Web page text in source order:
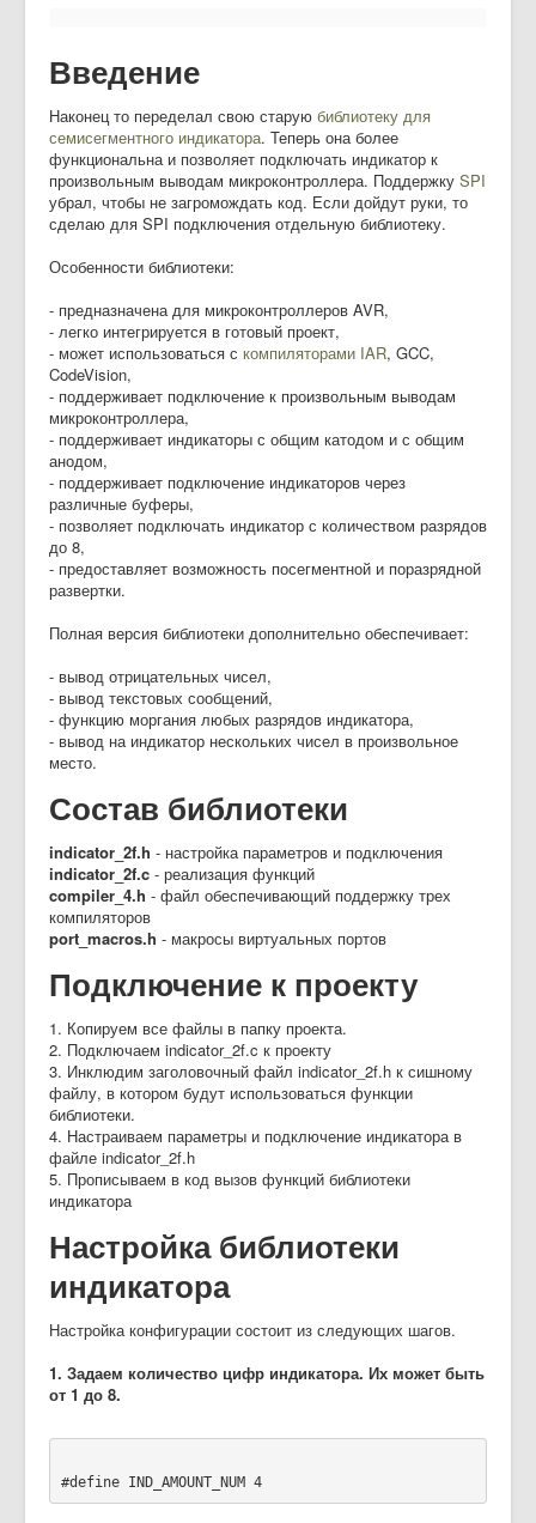
Введение
Наконец то переделал свою старую библиотеку для
семисегментного индикатора. Теперь она более
функциональна и позволяет подключать индикатор к
произвольным выводам микроконтроллера. Поддержку SPI
убрал, чтобы не загромождать код. Если дойдут руки, то
сделаю для SPI подключения отдельную библиотеку.
Особенности библиотеки:
- предназначена для микроконтроллеров AVR,
- легко интегрируется в готовый проект,
- может использоваться с компиляторами IAR, GCC,
CodeVision,
- поддерживает подключение к произвольным выводам
микроконтроллера,
- поддерживает индикаторы с общим катодом и с общим
анодом,
- поддерживает подключение индикаторов через
различные буферы,
- позволяет подключать индикатор с количеством разрядов
до 8,
- предоставляет возможность посегментной и поразрядной
развертки.
Полная версия библиотеки дополнительно обеспечивает:
- вывод отрицательных чисел,
- вывод текстовых сообщений,
- функцию моргания любых разрядов индикатора,
- вывод на индикатор нескольких чисел в произвольное
место.
Состав библиотеки
indicator_2f.h - настройка параметров и подключения
indicator_2f.c - реализация функций
compiler_4.h - файл обеспечивающий поддержку трех
компиляторов
port_macros.h - макросы виртуальных портов
Подключение к проекту
1. Копируем все файлы в папку проекта.
2. Подключаем indicator_2f.c к проекту
3. Инклюдим заголовочный файл indicator_2f.h к сишному
файлу, в котором будут использоваться функции
библиотеки.
4. Настраиваем параметры и подключение индикатора в
файле indicator_2f.h
5. Прописываем в код вызов функций библиотеки
индикатора
Настройка библиотеки
индикатора
Настройка конфигурации состоит из следующих шагов.
1. Задаем количество цифр индикатора. Их может быть
от 1 до 8.
#define IND_AMOUNT_NUM 4